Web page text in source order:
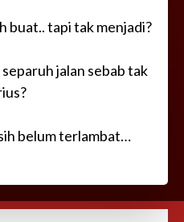
buat.. tapi tak menjadi?
jalan sebab tak
belum terlambat…